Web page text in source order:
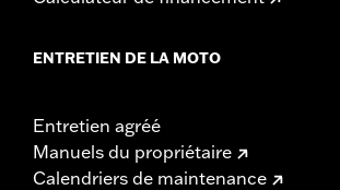
ENTRETIEN DE LA MOTO
Entretien agréé
Manuels du propriétaire
Calendriers de maintenance